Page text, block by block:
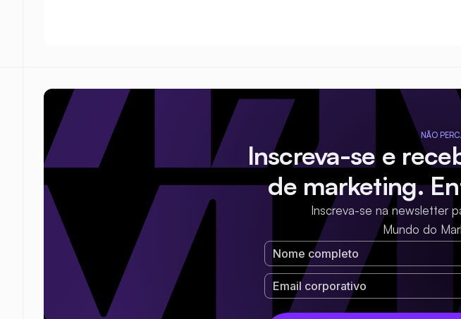
NÃO
Inscreva-se e
de marketing.
Inscreva-se na newsletter
Mundo do